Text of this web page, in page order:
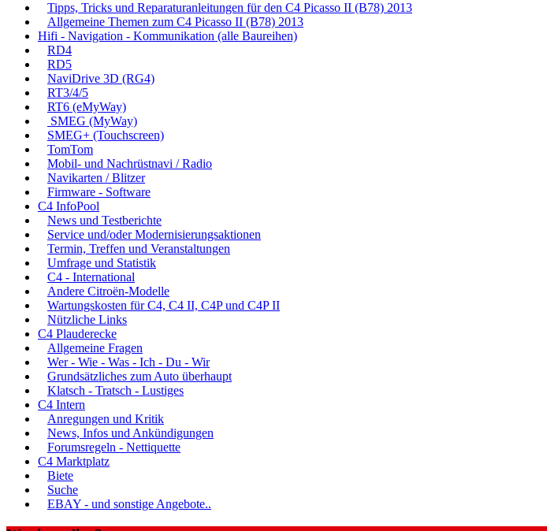
Tipps, Tricks und Reparaturanleitungen für den C4 Picasso II (B78) 2013
Allgemeine Themen zum C4 Picasso II (B78) 2013
Hifi - Navigation - Kommunikation (alle Baureihen)
RD4
RD5
NaviDrive 3D (RG4)
RT3/4/5
RT6 (eMyWay)
SMEG (MyWay)
SMEG+ (Touchscreen)
TomTom
Mobil- und Nachrüstnavi / Radio
Navikarten / Blitzer
Firmware - Software
C4 InfoPool
News und Testberichte
Service und/oder Modernisierungsaktionen
Termin, Treffen und Veranstaltungen
Umfrage und Statistik
C4 - International
Andere Citroën-Modelle
Wartungskosten für C4, C4 II, C4P und C4P II
Nützliche Links
C4 Plauderecke
Allgemeine Fragen
Wer - Wie - Was - Ich - Du - Wir
Grundsätzliches zum Auto überhaupt
Klatsch - Tratsch - Lustiges
C4 Intern
Anregungen und Kritik
News, Infos und Ankündigungen
Forumsregeln - Nettiquette
C4 Marktplatz
Biete
Suche
EBAY - und sonstige Angebote..